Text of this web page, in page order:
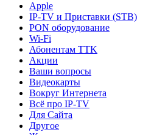
Apple
IP-TV и Приставки (STB)
PON оборудование
Wi-Fi
Абонентам TTK
Акции
Ваши вопросы
Видеокарты
Вокруг Интернета
Всё про IP-TV
Для Сайта
Другое